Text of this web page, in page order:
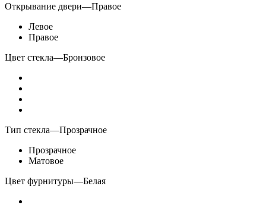
Открывание двери—Правое
Левое
Правое
Цвет стекла—Бронзовое
Тип стекла—Прозрачное
Прозрачное
Матовое
Цвет фурнитуры—Белая